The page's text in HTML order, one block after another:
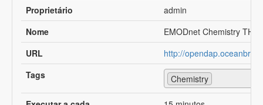
Proprietário
admin
Nome
EMODnet Chemistry
URL
http://
Tags
Chemistry